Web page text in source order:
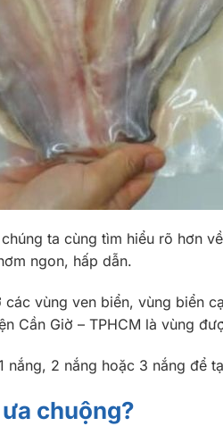
ta cùng tìm hiểu rõ hơn
ngon, hấp dẫn.
vùng ven biển, vùng biển
Cần Giờ – TPHCM là vùng
2 nắng hoặc 3 nắng để
chuộng?